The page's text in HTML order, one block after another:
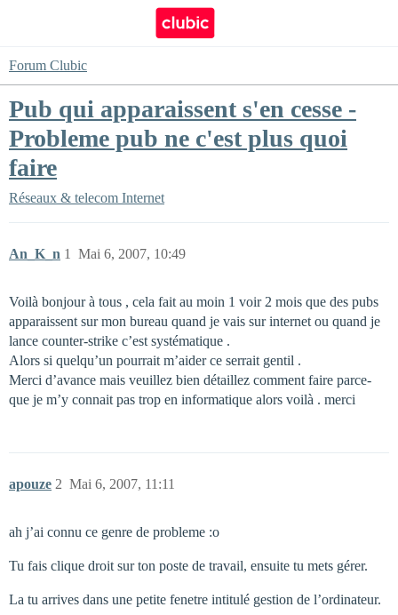
Forum Clubic
Pub qui apparaissent s'en cesse -
Probleme pub ne c'est plus quoi
faire
Réseaux & telecom Internet
An_K_n Mai 6, 2007, 10:49
1
Voilà bonjour à tous , cela fait au moin 1 voir 2 mois que des pubs
apparaissent sur mon bureau quand je vais sur internet ou quand je
lance counter-strike c’est systématique .
Alors si quelqu’un pourrait m’aider ce serrait gentil .
Merci d’avance mais veuillez bien détaillez comment faire parce-
que je m’y connait pas trop en informatique alors voilà . merci
apouze Mai 6, 2007, 11:11
2
ah j’ai connu ce genre de probleme :o
Tu fais clique droit sur ton poste de travail, ensuite tu mets gérer.
La tu arrives dans une petite fenetre intitulé gestion de l’ordinateur.